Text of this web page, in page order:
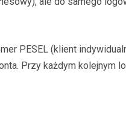
PESEL (klient
Przy każdym kolejnym